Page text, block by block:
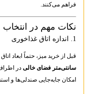
فراهم می‌کنند.
نکات مهم در انتخاب میز
قبل از خرید میز، حتماً ابعاد اتاق
سانتی‌متر فضای خالیدر اطراف
امکان جابه‌جایی صندلی‌ها و